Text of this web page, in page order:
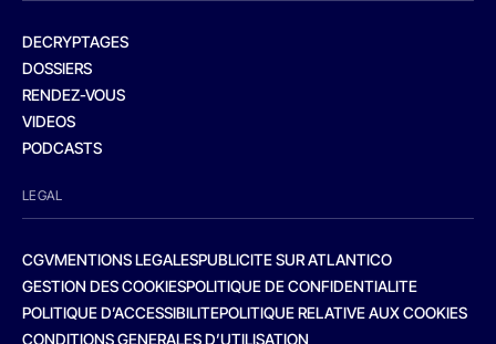
DECRYPTAGES
DOSSIERS
RENDEZ-VOUS
VIDEOS
PODCASTS
LEGAL
CGVMENTIONS LEGALESPUBLICITE SUR ATLANTICO
GESTION DES COOKIESPOLITIQUE DE CONFIDENTIALITE
POLITIQUE D’ACCESSIBILITEPOLITIQUE RELATIVE AUX COOKIES
CONDITIONS GENERALES D’UTILISATION